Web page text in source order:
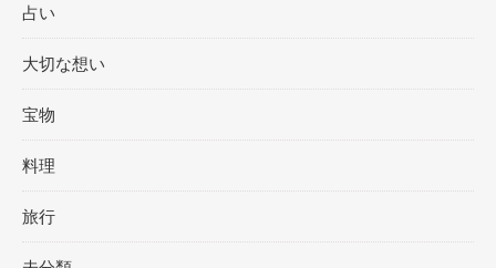
占い
大切な想い
宝物
料理
旅行